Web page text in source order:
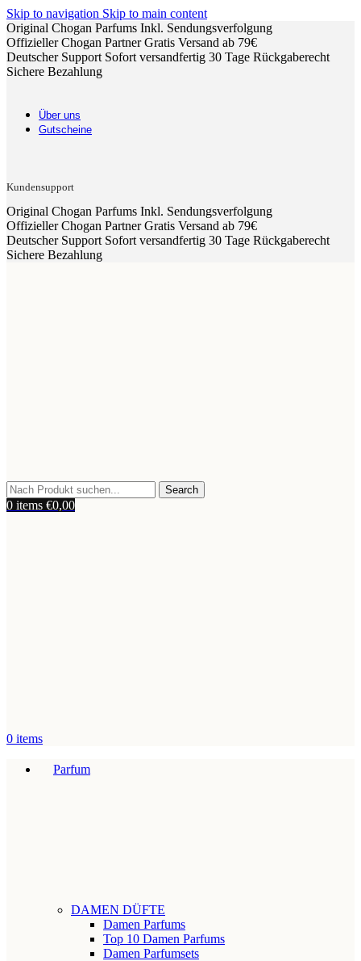
Skip to navigation Skip to main content
Original Chogan Parfums Inkl. Sendungsverfolgung
Offizieller Chogan PartnerGratis Versand ab 79€
Deutscher Support Sofort versandfertig 30 Tage Rückgaberecht
Sichere Bezahlung
Über uns
Gutscheine
Kundensupport
Original Chogan Parfums Inkl. Sendungsverfolgung
Offizieller Chogan PartnerGratis Versand ab 79€
Deutscher Support Sofort versandfertig 30 Tage Rückgaberecht
Sichere Bezahlung
Search
0 items €0,00
0 items
Parfum
DAMEN DÜFTE
Damen Parfums
Top 10 Damen Parfums
Damen Parfumsets